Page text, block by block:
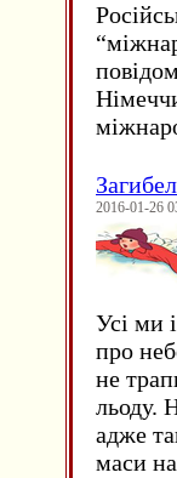
2016-01-26
Усі ми
про
не
льоду.
адже
маси